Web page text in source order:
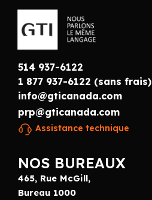
514 937-6122
1 877 937-6122 (sans frais)
info@gticanada.com
prp@gticanada.com
Assistance technique
NOS BUREAUX
465, Rue McGill,
Bureau 1000